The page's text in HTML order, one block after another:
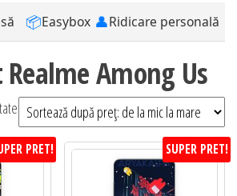
📦Easybox 👤Ridicare personală
Among Us
Sortat
după
preț:
PRET! SUPER PRET!